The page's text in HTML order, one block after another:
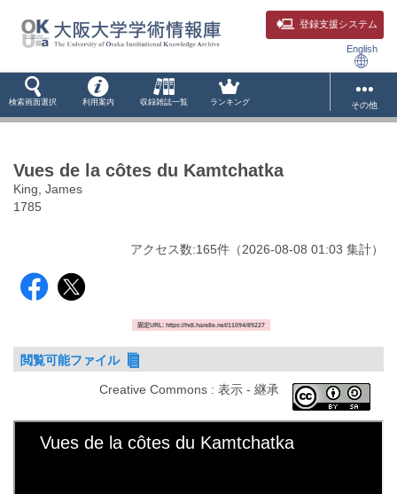
登録支援システム
English
検索画面選択 利用案内 収録雑誌一覧 ランキング その他
Vues de la côtes du Kamtchatka
King, James
1785
アクセス数:165件 （2026-08-08 01:03 集計）
固定URL: https://hdl.handle.net/11094/89227
閲覧可能ファイル
Creative Commons : 表示 - 継承